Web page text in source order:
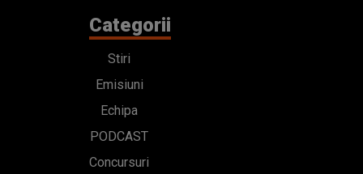
Categorii
Stiri
Emisiuni
Echipa
PODCAST
Concursuri